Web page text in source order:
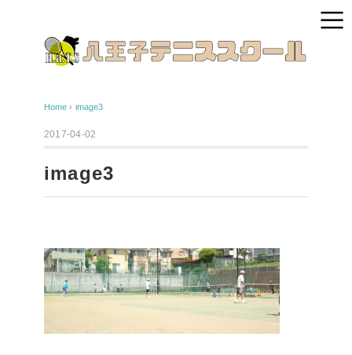
Home › image3
2017-04-02
image3